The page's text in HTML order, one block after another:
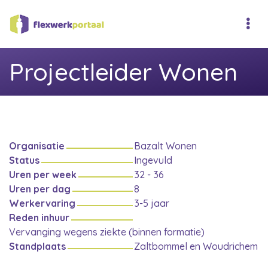
Projectleider Wonen
Organisatie
Bazalt Wonen
Status
Ingevuld
Uren per week
32 - 36
Uren per dag
8
Werkervaring
3-5 jaar
Reden inhuur
Vervanging wegens ziekte (binnen formatie)
Standplaats
Zaltbommel en Woudrichem